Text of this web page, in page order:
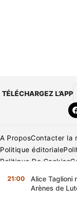
TÉLÉCHARGEZ L’APP
A ProposContacter la
Politique éditoriale
Politique De Cookies
Copyright © 2026
21:00
Alice Taglioni
Arènes de